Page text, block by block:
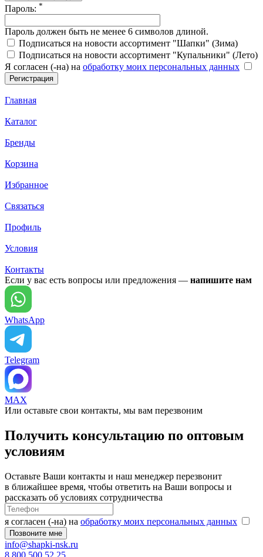
Пароль: *
Пароль должен быть не менее 6 символов длиной.
Подписаться на новости ассортимент "Шапки" (Зима)
Подписаться на новости ассортимент "Купальники" (Лето)
Я согласен (-на) на обработку моих персональных данных
Главная
Каталог
Бренды
Корзина
Избранное
Связаться
Профиль
Условия
Контакты
Если у вас есть вопросы или предложения — напишите нам
WhatsApp
Telegram
MAX
Или оставьте свои контакты, мы вам перезвоним
Получить консультацию по оптовым
условиям
Оставьте Ваши контакты и наш менеджер перезвонит
в ближайшее время, чтобы ответить на Ваши вопросы и
рассказать об условиях сотрудничества
я согласен (-на) на обработку моих персональных данных
info@shapki-nsk.ru